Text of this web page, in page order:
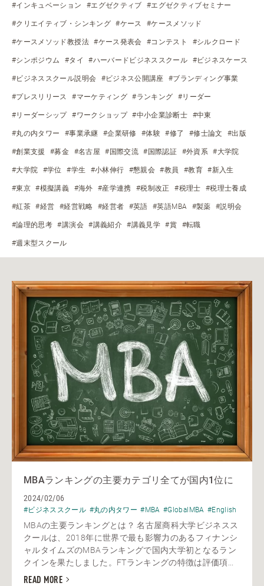
#インキュベーション #エグゼクティブ #エグゼクティブセミナー
#クリエイティブ・シンキング #ケース #ケースメソッド
#ケースメソッド教授法 #ケース発表会 #コンテスト #シルクロード
#シンポジウム #タイ #ハーバードビジネススクール #ビジネスケース
#ビジネススクール説明会 #ビジネス公開講座 #ブランディング事業
#プレスリリース #マーケティング #ランキング #リーダー
#リーダーシップ #ワークショップ #中小企業診断士 #中東
#丸の内タワー #事業承継 #企業研修 #体験 #修了 #修士論文 #出版
#創業支援 #募金 #名古屋 #国際交流 #国際認証 #外資系 #大学院
#大学院 #学位 #学生 #小林伸行 #懇親会 #教員 #教育 #新入生
#東京 #模擬講義 #海外 #産学連携 #税制改正 #税理士 #税理士養成
#紅茶 #経営 #経営戦略 #経営者 #英語 #英語MBA #製薬 #説明会
#論理的思考 #講演会 #講義紹介 #講義見学 #賞 #転職
#週末型スクール
MBAランキングの主要カテゴリ全てが国内1位に
2024/02/06
#ビジネススクール #丸の内タワー #MBA #GlobalMBA #English
MBAの主要ランキングとは？ 名古屋商科大学ビジネスス
クールは、2018年に世界で最も影響力のあるフィナンシ
ャルタイムズのMBAランキングで国内大学初となるラン
クインを果たしました。FTランキングの特徴は評価項...
READ MORE